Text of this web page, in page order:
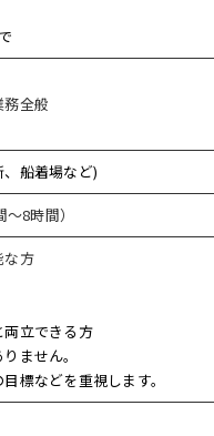
全般
船着場など)
8時間）
な方
立できる方
ません。
標などを重視します。